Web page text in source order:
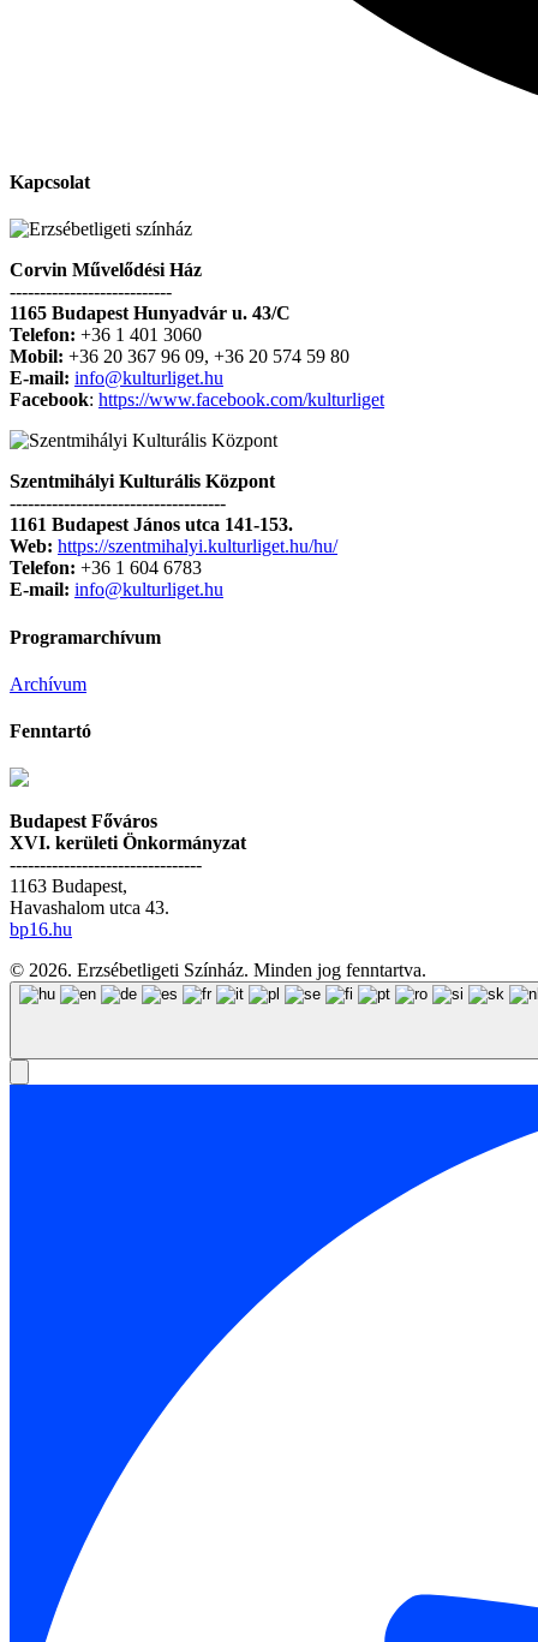
Kapcsolat
Corvin Művelődési Ház
---------------------------
1165 Budapest Hunyadvár u. 43/C
Telefon: +36 1 401 3060
Mobil: +36 20 367 96 09, +36 20 574 59 80
E-mail: info@kulturliget.hu
Facebook: https://www.facebook.com/kulturliget
Szentmihályi Kulturális Központ
------------------------------------
1161 Budapest János utca 141-153.
Web: https://szentmihalyi.kulturliget.hu/hu/
Telefon: +36 1 604 6783
E-mail: info@kulturliget.hu
Programarchívum
Archívum
Fenntartó
Budapest Főváros
XVI. kerületi Önkormányzat
--------------------------------
1163 Budapest,
Havashalom utca 43.
bp16.hu
© 2026. Erzsébetligeti Színház. Minden jog fenntartva.